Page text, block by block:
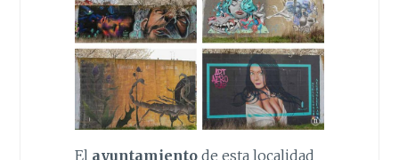
El ayuntamiento de esta localidad